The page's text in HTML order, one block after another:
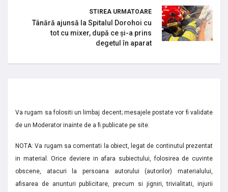
STIREA URMATOARE
Tânără ajunsă la Spitalul Dorohoi cu
tot cu mixer, după ce și-a prins
degetul în aparat
Va rugam sa folositi un limbaj decent; mesajele postate vor fi validate
de un Moderator inainte de a fi publicate pe site.
NOTA: Va rugam sa comentati la obiect, legat de continutul prezentat
in material. Orice deviere in afara subiectului, folosirea de cuvinte
obscene, atacuri la persoana autorului (autorilor) materialului,
afisarea de anunturi publicitare, precum si jigniri, trivialitati, injurii